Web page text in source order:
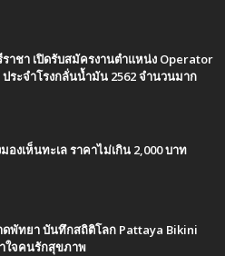
าชา เปิดรับสมัครงานตำแหน่ง Operator
ระจำโรงกลั่นน้ำมัน 2562 จำนวนมาก
องเห็นทะเล ราคาไม่เกิน 2,000 บาท
พัทยา บันทึกสถิติโลก Pattaya Bikini
าใจคนรักสุขภาพ